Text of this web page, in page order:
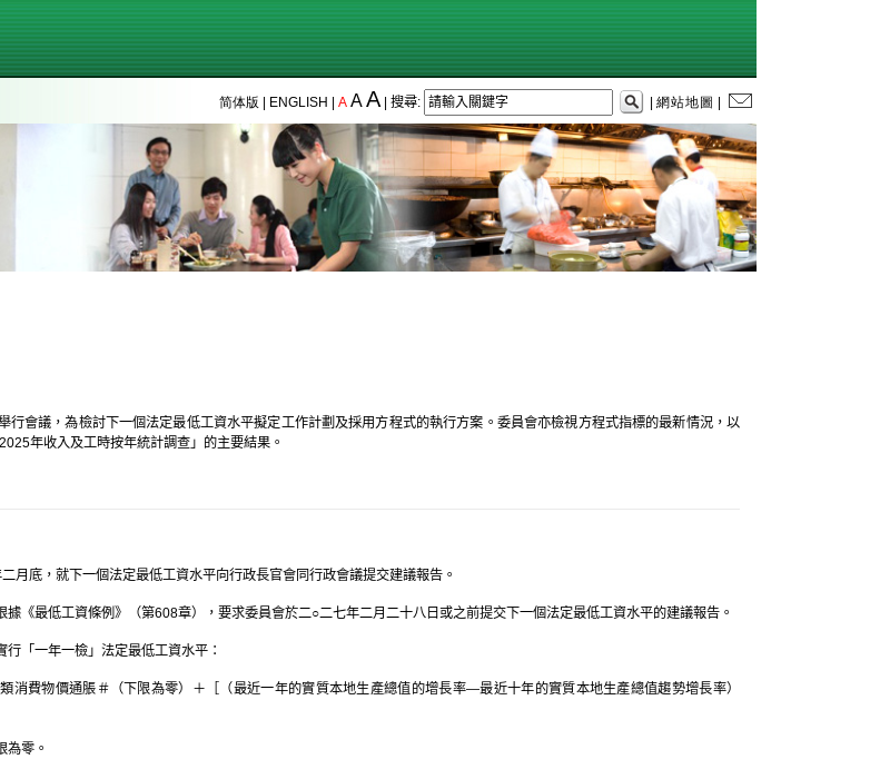
简体版 ENGLISH A AA| 搜尋: 網站地圖
行會議，為檢討下一個法定最低工資水平擬定工作計劃及採用方程式的執行方案。委員會亦檢視方程式指標的最新情況，以
年收入及工時按年統計調查」的主要結果。
月底，就下一個法定最低工資水平向行政長官會同行政會議提交建議報告。
《最低工資條例》（第608章），要求委員會於二○二七年二月二十八日或之前提交下一個法定最低工資水平的建議報告。
「一年一檢」法定最低工資水平：
消費物價通脹＃（下限為零）＋［（最近一年的實質本地生產總值的增長率—最近十年的實質本地生產總值趨勢增長率）
為零。